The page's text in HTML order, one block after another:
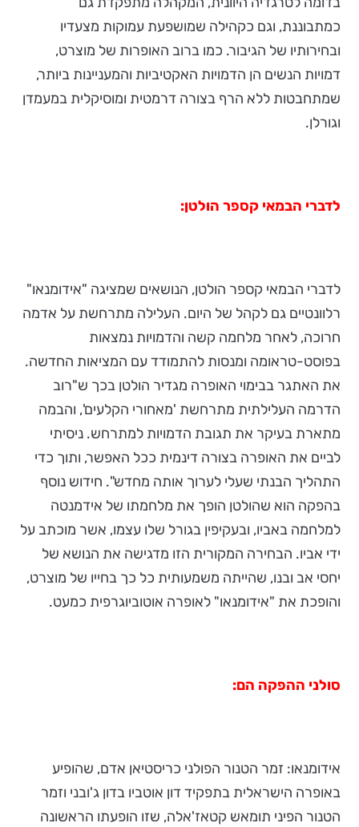
כמתבוננת, וגם כקהילה שמושפעת עמוקות מצעדיו
ובחירותיו של הגיבור. כמו ברוב האופרות של מוצרט,
דמויות הנשים הן הדמויות האקטיביות והמעניינות ביותר,
שמתחבטות ללא הרף בצורה דרמטית ומוסיקלית במעמדן
וגורלן.
לדברי הבמאי קספר הולטן:
לדברי הבמאי קספר הולטן, הנושאים שמציגה "אידומנאו"
רלוונטיים גם לקהל של היום. העלילה מתרחשת על אדמה
חרוכה, לאחר מלחמה קשה והדמויות נמצאות
בפוסט-טראומה ומנסות להתמודד עם המציאות החדשה.
את האתגר בבימוי האופרה מגדיר הולטן בכך ש"רוב
הדרמה העלילתית מתרחשת 'מאחורי הקלעים', והבמה
מתארת בעיקר את תגובת הדמויות למתרחש. ניסיתי
לביים את האופרה בצורה דינמית ככל האפשר, ותוך כדי
התהליך הבנתי שעלי לערוך אותה מחדש". חידוש נוסף
בהפקה הוא שהולטן הופך את מלחמתו של אידמנטה
למלחמה באביו, ובעקיפין בגורל שלו עצמו, אשר מוכתב על
ידי אביו. הבחירה המקורית הזו מדגישה את הנושא של
יחסי אב ובנו, שהייתה משמעותית כל כך בחייו של מוצרט,
והופכת את "אידומנאו" לאופרה אוטוביוגרפית כמעט.
סולני ההפקה הם:
אידומנאו: זמר הטנור הפולני כריסטיאן אדם, שהופיע
באופרה הישראלית בתפקיד דון אוטביו בדון ג'ובני וזמר
הטנור הפיני תומאש קטאז'אלה, שזו הופעתו הראשונה